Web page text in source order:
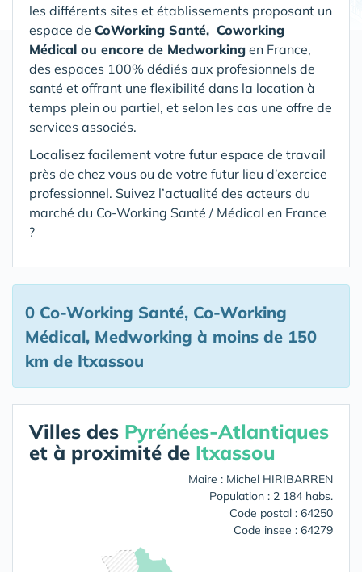
les différents sites et établissements proposant un
espace de CoWorking Santé, Coworking
Médical ou encore de Medworking en France,
des espaces 100% dédiés aux profesionnels de
santé et offrant une flexibilité dans la location à
temps plein ou partiel, et selon les cas une offre de
services associés.
Localisez facilement votre futur espace de travail
près de chez vous ou de votre futur lieu d’exercice
professionnel. Suivez l’actualité des acteurs du
marché du Co-Working Santé / Médical en France
?
0 Co-Working Santé, Co-Working
Médical, Medworking à moins de 150
km de Itxassou
Villes des Pyrénées-Atlantiques
et à proximité de Itxassou
Maire : Michel HIRIBARREN
Population : 2 184 habs.
Code postal : 64250
Code insee : 64279